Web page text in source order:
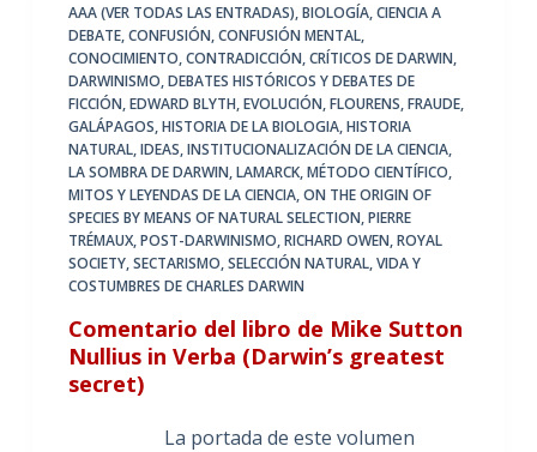
AAA (VER TODAS LAS ENTRADAS),BIOLOGÍA,CIENCIA A
DEBATE,CONFUSIÓN,CONFUSIÓN MENTAL,
CONOCIMIENTO,CONTRADICCIÓN,CRÍTICOS DE DARWIN,
DARWINISMO,DEBATES HISTÓRICOS Y DEBATES DE
FICCIÓN,EDWARD BLYTH,EVOLUCIÓN,FLOURENS,FRAUDE,
GALÁPAGOS,HISTORIA DE LA BIOLOGIA,HISTORIA
NATURAL,IDEAS,INSTITUCIONALIZACIÓN DE LA CIENCIA,
LA SOMBRA DE DARWIN,LAMARCK,MÉTODO CIENTÍFICO,
MITOS Y LEYENDAS DE LA CIENCIA,ON THE ORIGIN OF
SPECIES BY MEANS OF NATURAL SELECTION,PIERRE
TRÉMAUX,POST-DARWINISMO,RICHARD OWEN,ROYAL
SOCIETY,SECTARISMO,SELECCIÓN NATURAL,VIDA Y
COSTUMBRES DE CHARLES DARWIN
Comentario del libro de Mike Sutton
Nullius in Verba (Darwin’s greatest
secret)
La portada de este volumen